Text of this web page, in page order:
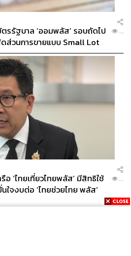
รรัฐบาล ‘ออมพลัส’ รอบถัดไป
ส่วนการขายแบบ Small Lot
...
อ ‘ไทยเที่ยวไทยพลัส’ มีสิทธิใช้
ใจงบต่อ ‘ไทยช่วยไทย พลัส’
...